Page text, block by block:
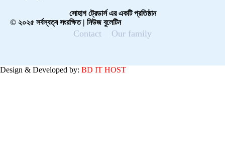
সোহাগ ট্রেডার্স এর একটি প্রতিষ্ঠান
© ২০২৫ সর্বস্বত্ব সংরক্ষিত | নিউজ বুলেটিন
Contact Our family
Design & Developed by: BD IT HOST